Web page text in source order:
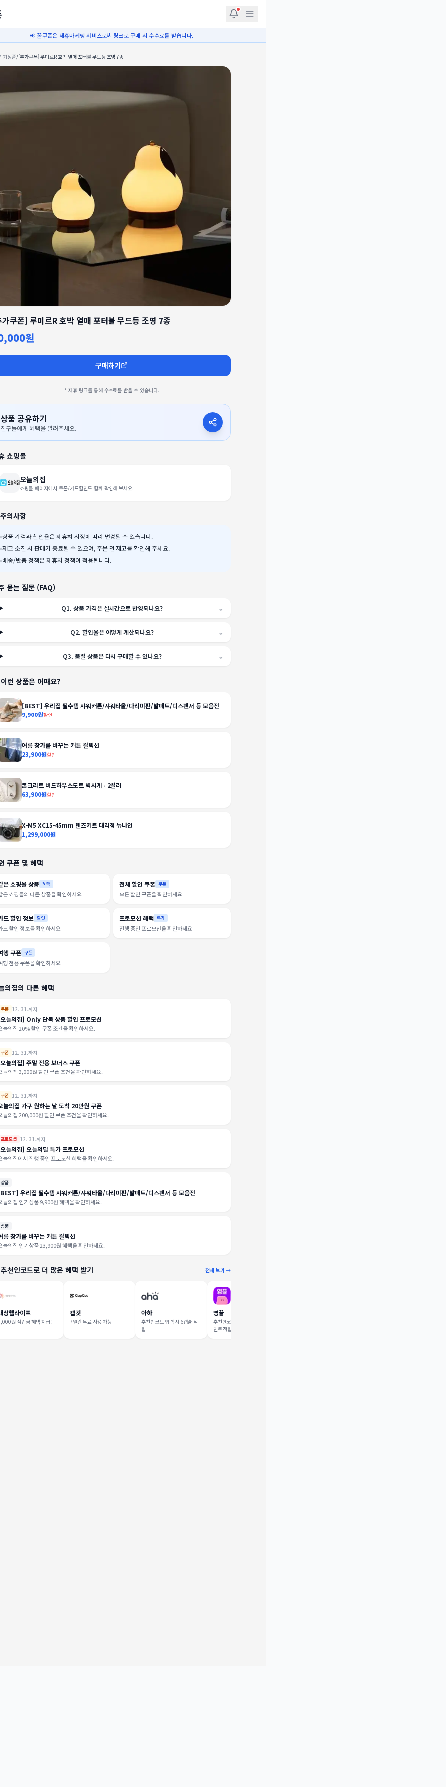
📢 꿀쿠폰은 제휴마케팅 서비스로써 링크로 구매 시 수수료를 받습니다.
기상품/[추가쿠폰] 루미르R 호박 열매 포터블 무드등 조명 7종
쿠폰] 루미르R 호박 열매 포터블 무드등 조명 7종
원
구매하기
* 제휴 링크를 통해 수수료를 받을 수 있습니다.
상품 공유하기
친구들에게 혜택을 알려주세요.
쇼핑몰
오늘의집
쇼핑몰 페이지에서 쿠폰/카드할인도 함께 확인해 보세요.
의사항
•상품 가격과 할인율은 제휴처 사정에 따라 변경될 수 있습니다.
•재고 소진 시 판매가 종료될 수 있으며, 주문 전 재고를 확인해 주세요.
•배송/반품 정책은 제휴처 정책이 적용됩니다.
묻는 질문 (FAQ)
Q1.상품 가격은 실시간으로 반영되나요? ⌄
Q2.할인율은 어떻게 계산되나요? ⌄
Q3. 품절 상품은 다시 구매할 수 있나요? ⌄
런 상품은 어때요?
[BEST] 우리집 필수템 샤워커튼/샤워타올/다리미판/발매트/디스펜서 등 모음전
9,900원할인
여름 창가를 바꾸는 커튼 컬렉션
23,900원할인
콘크리트 버드하우스도트 벽시계 - 2컬러
63,900원할인
X-M5 XC15-45mm 렌즈키트 대리점 뉴나인
1,299,000원
쿠폰 및 혜택
은 쇼핑몰 상품 혜택
은 쇼핑몰의 다른 상품을 확인하세요
전체 할인 쿠폰 쿠폰
모든 할인 쿠폰을 확인하세요
드 할인 정보 할인
드 할인 정보를 확인하세요
프로모션 혜택 특가
진행 중인 프로모션을 확인하세요
행 쿠폰 쿠폰
행 전용 쿠폰을 확인하세요
의집의 다른 혜택
쿠폰 12. 31.까지
늘의집] Only 단독 상품 할인 프로모션
늘의집 20% 할인 쿠폰 조건을 확인하세요.
쿠폰 12. 31.까지
늘의집] 주말 전용 보너스 쿠폰
늘의집 3,000원 할인 쿠폰 조건을 확인하세요.
쿠폰 12. 31.까지
늘의집 가구 원하는 날 도착 20만원 쿠폰
늘의집 200,000원 할인 쿠폰 조건을 확인하세요.
프로모션 12. 31.까지
늘의집] 오늘의딜 특가 프로모션
늘의집에서 진행 중인 프로모션 혜택을 확인하세요.
상품
우리집 필수템 샤워커튼/샤워타올/다리미판/발매트/디스펜서 등 모음전
늘의집 인기상품 9,900원 혜택을 확인하세요.
상품
름 창가를 바꾸는 커튼 컬렉션
늘의집 인기상품 23,900원 혜택을 확인하세요.
천인코드로 더 많은 혜택 받기 전체 보기 →
상웰라이프
원 적립금 혜택 지급!
캡컷
7일간 무료 사용 가능
아하
추천인코드 입력 시 6캡슐 적
립
영끌
추천인코드 입력 시 1,000 포
인트 적립